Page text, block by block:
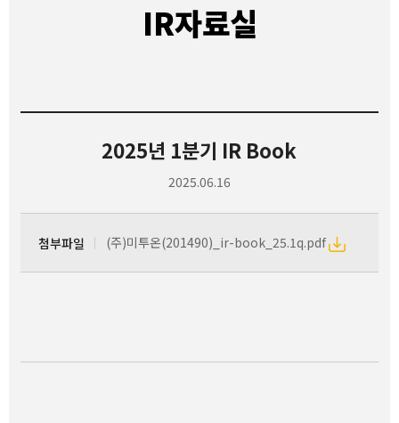
IR자료실
2025년 1분기 IR Book
2025.06.16
첨부파일 (주)미투온(201490)_ir-book_25.1q.pdf